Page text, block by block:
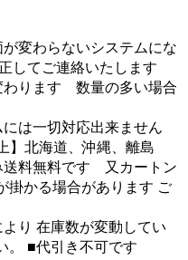
変わらないシステムにな
してご連絡いたします
ります 数量の多い場合
は一切対応出来ません
北海道、沖縄、離島
送料無料です 又カートン
かる場合があります ご
り 在庫数が変動してい
。 ■代引き不可です